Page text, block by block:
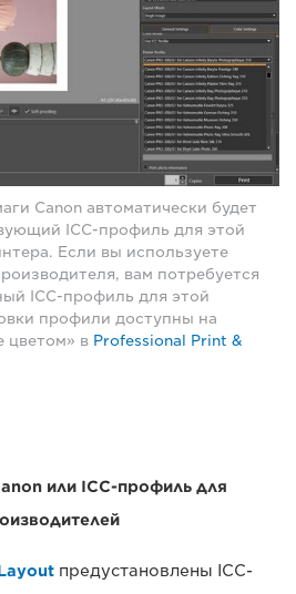
Canon автоматически будет
ICC-профиль для этой
Если вы используете
вам потребуется
ICC-профиль для этой
профили доступны на
цветом» в Professional Print &
или ICC-профиль для
предустановлены ICC-